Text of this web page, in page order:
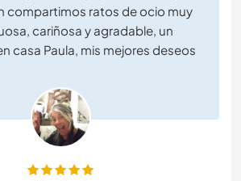
compartimos ratos de ocio muy
cariñosa y agradable, un
casa Paula, mis mejores deseos